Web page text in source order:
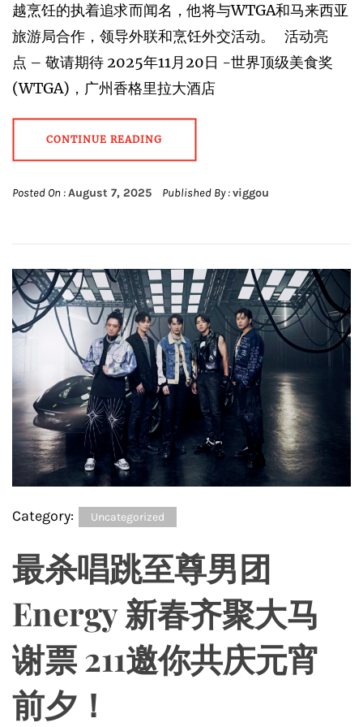
越烹饪的执着追求而闻名，他将与WTGA和马来西亚
旅游局合作，领导外联和烹饪外交活动。 活动亮
点 – 敬请期待 2025年11月20日 -世界顶级美食奖
(WTGA)，广州香格里拉大酒店
CONTINUE READING
Posted On :August 7, 2025 Published By :viggou
Category: Uncategorized
最杀唱跳至尊男团
Energy 新春齐聚大马
谢票 211邀你共庆元宵
前夕！